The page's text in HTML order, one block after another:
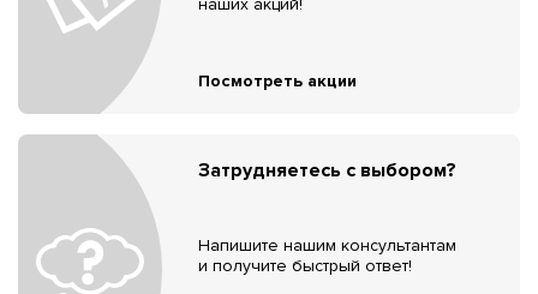
наших акций!
Посмотреть акции
Затрудняетесь с выбором?
Напишите нашим консультантам
и получите быстрый ответ!